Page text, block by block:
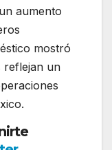
aumento
mostró
reflejan un